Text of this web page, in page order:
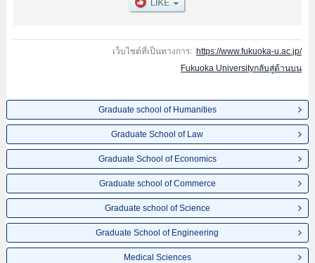
แต่ละสาขาวิจัย,ข้อมูลการสอบคัดเลือกเข้าศึกษาเช่นจำนวนคนที่รับสมัครหรือ
เว็บไซต์ที่เป็นทางการ: https://www.fukuoka-u.ac.jp/
Fukuoka Universityกลับสู่ด้านบน
Graduate school of Humanities
Graduate School of Law
Graduate School of Economics
Graduate school of Commerce
Graduate school of Science
Graduate School of Engineering
Medical Sciences